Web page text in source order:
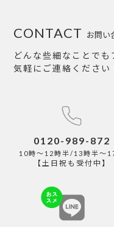
お問い
CONTACT
どんな些細なことで
気軽にご連絡ください
0120-989-872
10時～12時半/13時半～
【土日祝も受付中】